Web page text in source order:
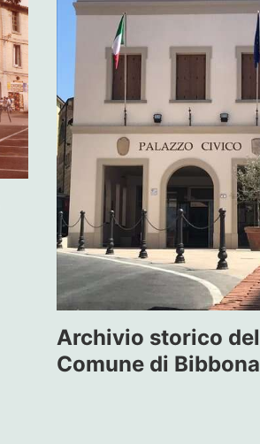
Archivio storico del
Comune di Bibbona